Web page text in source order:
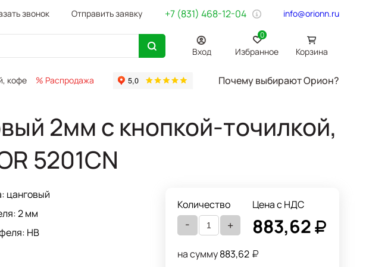
звонок Отправить заявку +7 (831) 468-12-04 info@orionn.ru
Вход Избранное
0
Корзина
кофе % Распродажа Канцтовары Бумага Svetocopy A4 Бытовая химия Хозтовары
Почему выбирают Орион?
2мм с кнопкой-точилкой,
5201CN
цанговый
2 мм
НВ
Количество
- +
Цена с НДС
883,62
на сумму 883,62